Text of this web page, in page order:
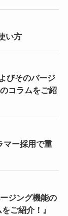
い方
びそのバージ
コラムをご紹
マー採用で重
ジング機能の
ご紹介！』